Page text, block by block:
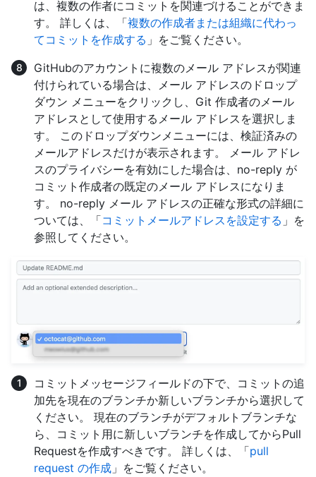
は、複数の作者にコミットを関連づけることができま
す。 詳しくは、「複数の作成者または組織に代わっ
てコミットを作成する 」をご覧ください。
GitHubのアカウントに複数のメール アドレスが関連
付けられている場合は、メール アドレスのドロップ
ダウン メニューをクリックし、Git 作成者のメール
アドレスとして使用するメール アドレスを選択しま
す。 このドロップダウンメニューには、検証済みの
メールアドレスだけが表示されます。 メール アドレ
スのプライバシーを有効にした場合は、no-reply が
コミット作成者の既定のメール アドレスになりま
す。 no-reply メール アドレスの正確な形式の詳細に
ついては、「コミットメールアドレスを設定する 」を
参照してください。
コミットメッセージフィールドの下で、コミットの追
加先を現在のブランチか新しいブランチから選択して
ください。 現在のブランチがデフォルトブランチな
ら、コミット用に新しいブランチを作成してからPull
Requestを作成すべきです。 詳しくは、「pull
request の作成 」をご覧ください。